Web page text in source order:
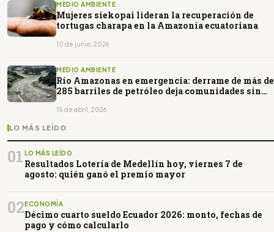
MEDIO AMBIENTE
Mujeres siekopai lideran la recuperación de
tortugas charapa en la Amazonía ecuatoriana
10 de junio, 2026
MEDIO AMBIENTE
Río Amazonas en emergencia: derrame de más de
285 barriles de petróleo deja comunidades sin
15 de abril, 2026
LO MÁS LEÍDO
01 LO MÁS LEÍDO
Resultados Lotería de Medellín hoy, viernes 7 de
agosto: quién ganó el premio mayor
02 ECONOMÍA
Décimo cuarto sueldo Ecuador 2026: monto, fechas de
pago y cómo calcularlo